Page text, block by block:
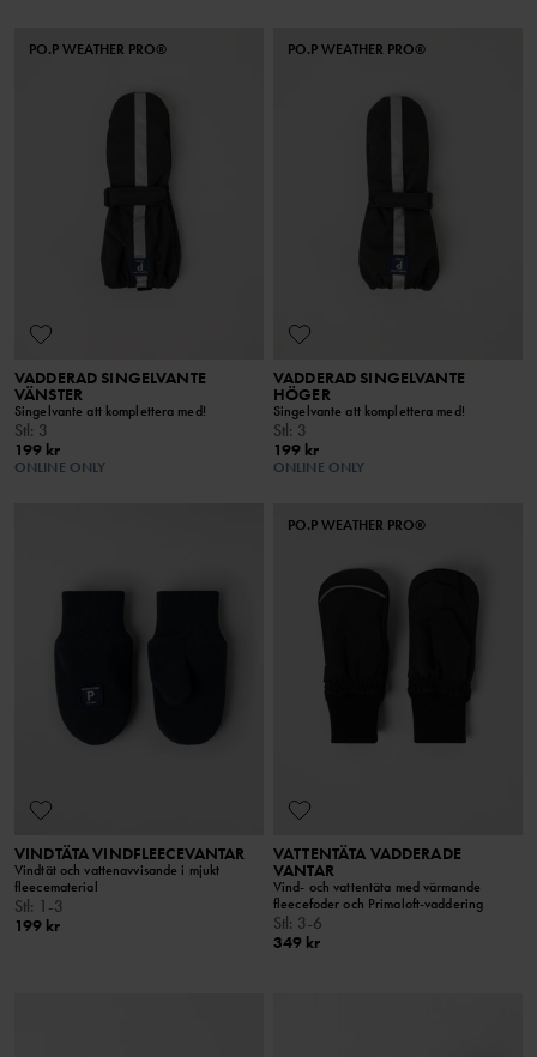
PO.P WEATHER PRO®
VADDERAD SINGELVANTE
VÄNSTER
Singelvante att komplettera med!
Stl: 3
199 kr
ONLINE ONLY
PO.P WEATHER PRO®
VADDERAD SINGELVANTE
HÖGER
Singelvante att komplettera med!
Stl: 3
199 kr
ONLINE ONLY
VINDTÄTA VINDFLEECEVANTAR
Vindtät och vattenavvisande i mjukt
fleecematerial
Stl: 1-3
199 kr
PO.P WEATHER PRO®
VATTENTÄTA VADDERADE
VANTAR
Vind- och vattentäta med värmande
fleecefoder och Primaloft-vaddering
Stl: 3-6
349 kr